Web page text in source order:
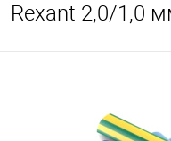
Rexant 2,0/1,0